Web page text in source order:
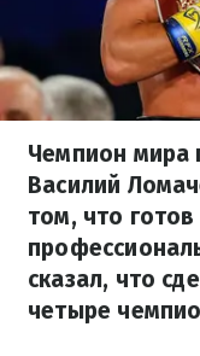
Чемпион мира
Василий
том, что
сказал, что
четыре